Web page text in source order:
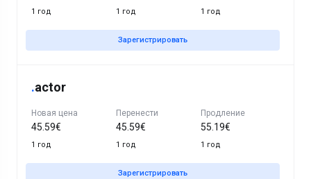
1 год 1 год 1 год
Зарегистрировать
.actor
Новая цена
45.59€
1 год
Перенести
45.59€
1 год
Продление
55.19€
1 год
Зарегистрировать